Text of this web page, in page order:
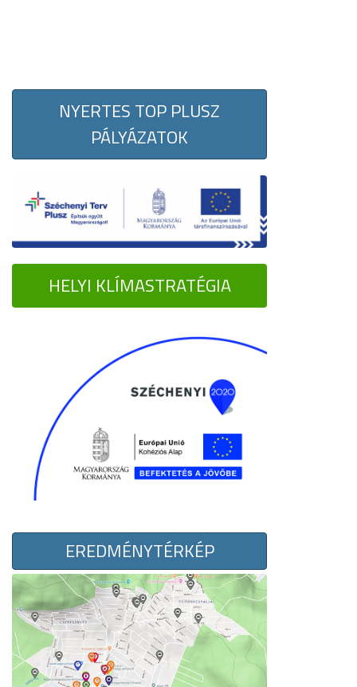
NYERTES TOP PLUSZ
PÁLYÁZATOK
HELYI KLÍMASTRATÉGIA
EREDMÉNYTÉRKÉP